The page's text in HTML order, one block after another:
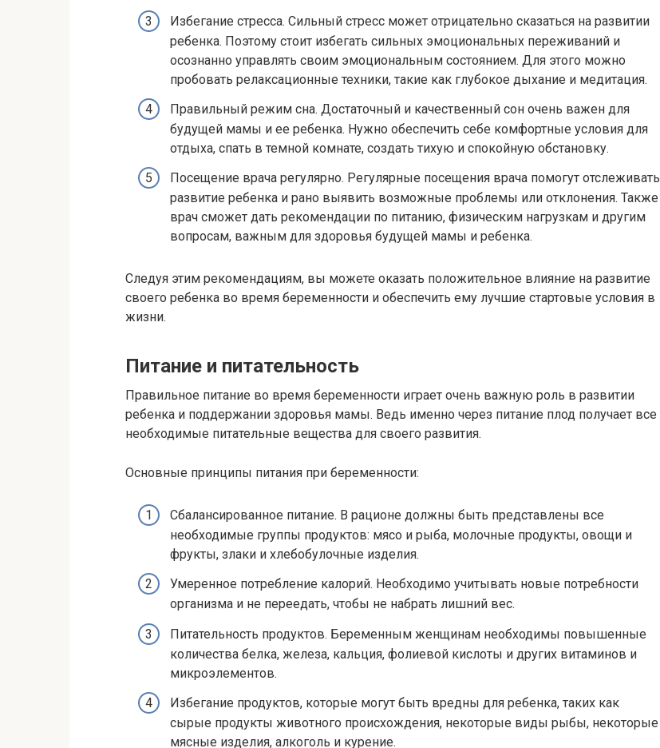
Избегание стресса. Сильный стресс может отрицательно сказаться на развитии
ребенка. Поэтому стоит избегать сильных эмоциональных переживаний и
осознанно управлять своим эмоциональным состоянием. Для этого можно
пробовать релаксационные техники, такие как глубокое дыхание и медитация.
Правильный режим сна. Достаточный и качественный сон очень важен для
будущей мамы и ее ребенка. Нужно обеспечить себе комфортные условия для
отдыха, спать в темной комнате, создать тихую и спокойную обстановку.
Посещение врача регулярно. Регулярные посещения врача помогут отслеживать
развитие ребенка и рано выявить возможные проблемы или отклонения. Также
врач сможет дать рекомендации по питанию, физическим нагрузкам и другим
вопросам, важным для здоровья будущей мамы и ребенка.
Следуя этим рекомендациям, вы можете оказать положительное влияние на развитие
своего ребенка во время беременности и обеспечить ему лучшие стартовые условия в
жизни.
Питание и питательность
Правильное питание во время беременности играет очень важную роль в развитии
ребенка и поддержании здоровья мамы. Ведь именно через питание плод получает все
необходимые питательные вещества для своего развития.
Основные принципы питания при беременности:
Сбалансированное питание. В рационе должны быть представлены все
необходимые группы продуктов: мясо и рыба, молочные продукты, овощи и
фрукты, злаки и хлебобулочные изделия.
Умеренное потребление калорий. Необходимо учитывать новые потребности
организма и не переедать, чтобы не набрать лишний вес.
Питательность продуктов. Беременным женщинам необходимы повышенные
количества белка, железа, кальция, фолиевой кислоты и других витаминов и
микроэлементов.
Избегание продуктов, которые могут быть вредны для ребенка, таких как
сырые продукты животного происхождения, некоторые виды рыбы, некоторые
мясные изделия, алкоголь и курение.